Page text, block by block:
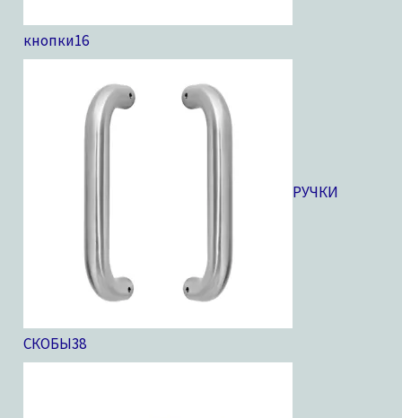
кнопки16
РУЧКИ
СКОБЫ38